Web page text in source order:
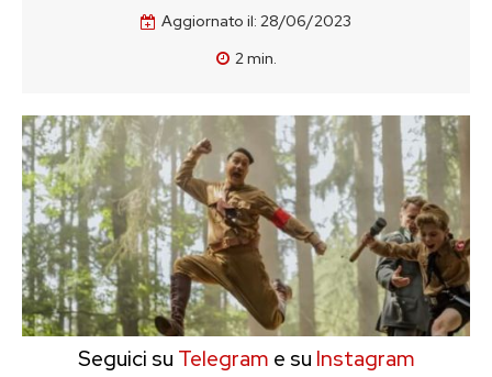
Aggiornato il: 28/06/2023
2min.
Seguici su Telegram e su Instagram